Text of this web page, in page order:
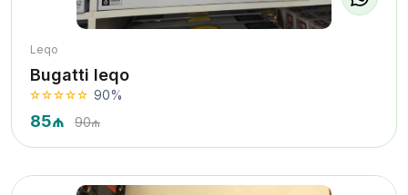
Leqo
Bugatti leqo
90%
85₼ 90₼